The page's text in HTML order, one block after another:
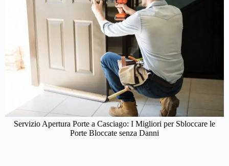
Servizio Apertura Porte a Casciago: I Migliori per Sbloccare le
Porte Bloccate senza Danni